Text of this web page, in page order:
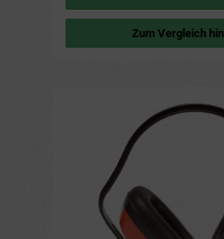
Chemie, Metallurgie,
Bauwesen, Druckgewerbe,
Box 6 Boxen pro
Zum Vergleich